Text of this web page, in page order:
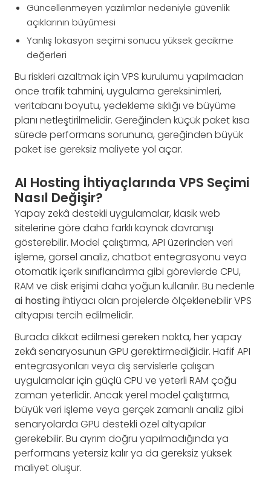
Güncellenmeyen yazılımlar nedeniyle güvenlik
açıklarının büyümesi
Yanlış lokasyon seçimi sonucu yüksek gecikme
değerleri
Bu riskleri azaltmak için VPS kurulumu yapılmadan
önce trafik tahmini, uygulama gereksinimleri,
veritabanı boyutu, yedekleme sıklığı ve büyüme
planı netleştirilmelidir. Gereğinden küçük paket kısa
sürede performans sorununa, gereğinden büyük
paket ise gereksiz maliyete yol açar.
AI Hosting İhtiyaçlarında VPS Seçimi
Nasıl Değişir?
Yapay zekâ destekli uygulamalar, klasik web
sitelerine göre daha farklı kaynak davranışı
gösterebilir. Model çalıştırma, API üzerinden veri
işleme, görsel analiz, chatbot entegrasyonu veya
otomatik içerik sınıflandırma gibi görevlerde CPU,
RAM ve disk erişimi daha yoğun kullanılır. Bu nedenle
ai hostingihtiyacı olan projelerde ölçeklenebilir VPS
altyapısı tercih edilmelidir.
Burada dikkat edilmesi gereken nokta, her yapay
zekâ senaryosunun GPU gerektirmediğidir. Hafif API
entegrasyonları veya dış servislerle çalışan
uygulamalar için güçlü CPU ve yeterli RAM çoğu
zaman yeterlidir. Ancak yerel model çalıştırma,
büyük veri işleme veya gerçek zamanlı analiz gibi
senaryolarda GPU destekli özel altyapılar
gerekebilir. Bu ayrım doğru yapılmadığında ya
performans yetersiz kalır ya da gereksiz yüksek
maliyet oluşur.